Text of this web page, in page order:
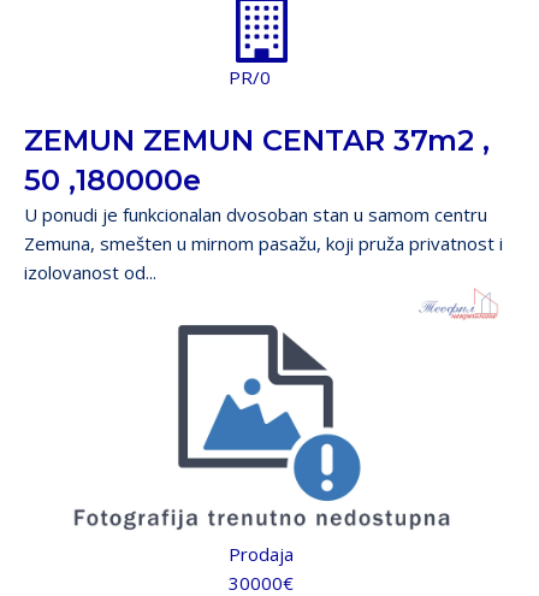
PR/0
ZEMUN ZEMUN CENTAR 37m2 ,
50 ,180000e
U ponudi je funkcionalan dvosoban stan u samom centru
Zemuna, smešten u mirnom pasažu, koji pruža privatnost i
izolovanost od...
Prodaja
30000€